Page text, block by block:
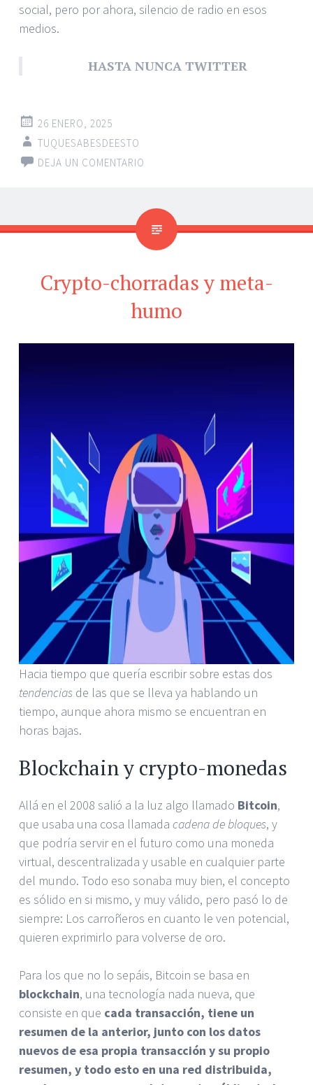
social, pero por ahora, silencio de radio en esos
medios.
HASTA NUNCA TWITTER
26 ENERO, 2025
TUQUESABESDEESTO
DEJA UN COMENTARIO
Crypto-chorradas y meta-
humo
Hacia tiempo que quería escribir sobre estas dos
tendencias de las que se lleva ya hablando un
tiempo, aunque ahora mismo se encuentran en
horas bajas.
Blockchain y crypto-monedas
Allá en el 2008 salió a la luz algo llamado Bitcoin,
que usaba una cosa llamada cadena de bloques, y
que podría servir en el futuro como una moneda
virtual, descentralizada y usable en cualquier parte
del mundo. Todo eso sonaba muy bien, el concepto
es sólido en si mismo, y muy válido, pero pasó lo de
siempre: Los carroñeros en cuanto le ven potencial,
quieren exprimirlo para volverse de oro.
Para los que no lo sepáis, Bitcoin se basa en
blockchain, una tecnología nada nueva, que
consiste en que cada transacción, tiene un
resumen de la anterior, junto con los datos
nuevos de esa propia transacción y su propio
resumen, y todo esto en una red distribuida,